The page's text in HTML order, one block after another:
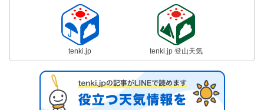
tenki.jp tenki.jp 登山天気